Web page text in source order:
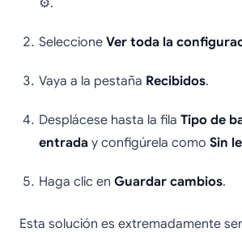
⚙️.
Seleccione Ver toda la
Vaya a la pestaña Recibidos.
Desplácese hasta la fila Tipo de
entrada y configúrela como Sin
Haga clic en Guardar cambios.
Esta solución es extremadamente